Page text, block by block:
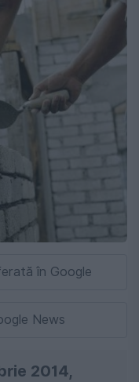
în Google
News
2014,